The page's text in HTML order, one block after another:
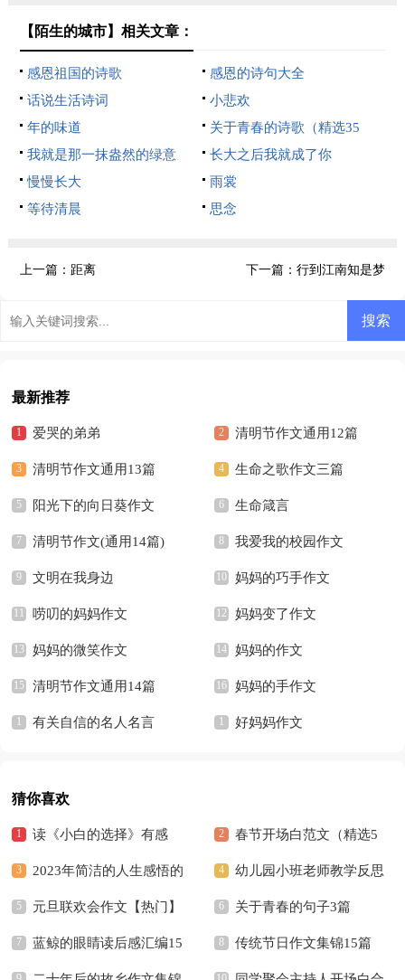
【陌生的城市】相关文章：
感恩祖国的诗歌
感恩的诗句大全
话说生活诗词
小悲欢
年的味道
关于青春的诗歌（精选35
首）
我就是那一抹盎然的绿意
长大之后我就成了你
慢慢长大
雨裳
等待清晨
思念
上一篇： 距离 下一篇：行到江南知是梦
最新推荐
爱哭的弟弟 清明节作文通用12篇
清明节作文通用13篇 生命之歌作文三篇
阳光下的向日葵作文 生命箴言
清明节作文(通用14篇) 我爱我的校园作文
文明在我身边 妈妈的巧手作文
唠叨的妈妈作文 妈妈变了作文
妈妈的微笑作文 妈妈的作文
清明节作文通用14篇 妈妈的手作文
有关自信的名人名言 好妈妈作文
猜你喜欢
读《小白的选择》有感 春节开场白范文（精选5
篇）
2023年简洁的人生感悟的
好句摘录36条
幼儿园小班老师教学反思
元旦联欢会作文【热门】 关于青春的句子3篇
蓝鲸的眼睛读后感汇编15 传统节日作文集锦15篇